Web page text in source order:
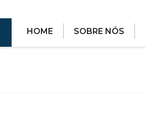
HOME SOBRE NÓS